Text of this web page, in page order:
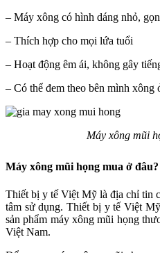
– Máy xông có hình dáng nhỏ,
– Thích hợp cho mọi lứa tuổi
– Hoạt động êm ái, không gây
– Có thể đem theo bên mình xông
Máy xông mũi
Máy xông mũi họng mua ở đâu?
Thiết bị y tế Việt Mỹ là địa chỉ tin
tâm sử dụng. Thiết bị y tế Việt
sản phẩm máy xông mũi họng
Việt Nam.